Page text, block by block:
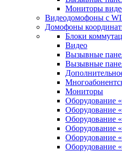
Мониторы
Видеодомофоны с
Домофоны
Блоки
Видео
Вызывные
Вызывные
Мониторы
Оборудование
Оборудование
Оборудование
Оборудование
Оборудование
Оборудование